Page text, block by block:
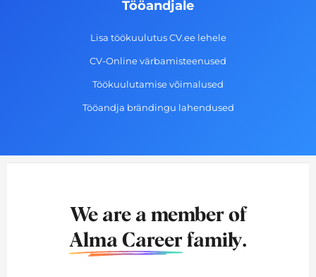
Tööandjale
Lisa töökuulutus CV.ee lehele
CV-Online värbamisteenused
Töökuulutamise võimalused
Tööandja brändingu lahendused
We are a member of
Alma Career family.